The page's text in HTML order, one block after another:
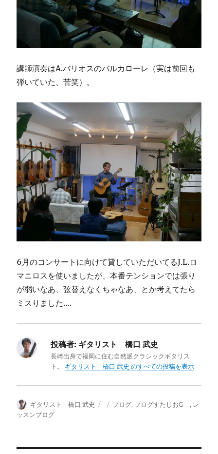
講師演奏はA.バリオスのバルカローレ（実は前回も
弾いていた、苦笑）。
6月のコンサートに向けて貸していただいてるJ.L.ロ
マニロスを使いましたが、本番テンションでは張り
が弱いなあ、弦替えなくちゃなあ、とか考えてたら
ミスりました….
投稿者: ギタリスト 橋口 武史
長崎出身で福岡に住む自然派クラシックギタリス
ト。 ギタリスト 橋口 武史 のすべての投稿を表示
投
稿
ギタリスト 橋口 武史
投 カ
ブログ, ブログすたじおG , レ
ッスンブログ